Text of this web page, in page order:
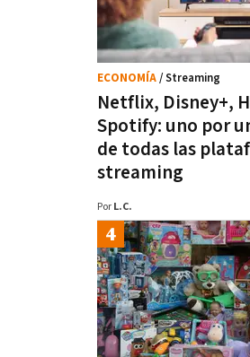
Netflix, Disney+,
Spotify: uno por
de todas las
streaming
ECONOMÍA/ Streaming
Por L.C.